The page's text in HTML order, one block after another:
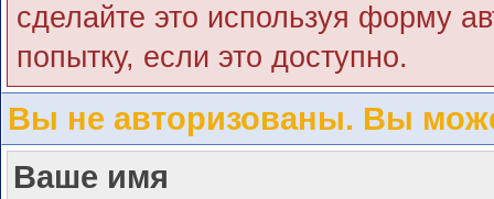
сделайте это используя форму
попытку, если это доступно.
Вы не авторизованы. Вы
Ваше имя